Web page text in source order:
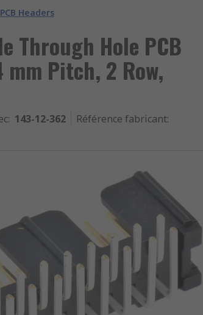
PCB Headers
Through Hole PCB
mm Pitch, 2 Row,
: 143-12-362 Référence fabricant: